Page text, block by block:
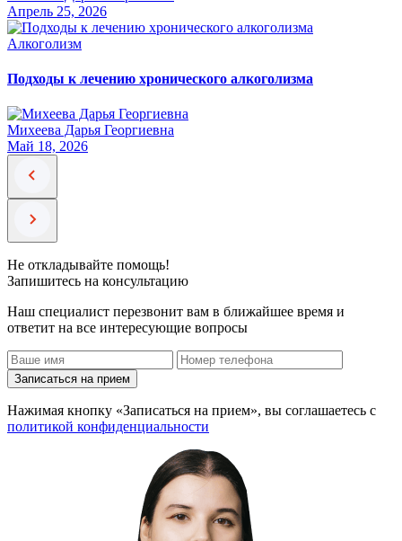
Апрель 25, 2026
Алкоголизм
Подходы к лечению хронического алкоголизма
Михеева Дарья Георгиевна
Май 18, 2026
Не откладывайте помощь!
Запишитесь на консультацию
Наш специалист перезвонит вам в ближайшее время и
ответит на все интересующие вопросы
Записаться на прием
Нажимая кнопку «Записаться на прием», вы соглашаетесь с
политикой конфиденциальности